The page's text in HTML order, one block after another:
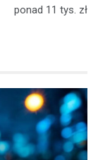
ponad 11 tys. zł